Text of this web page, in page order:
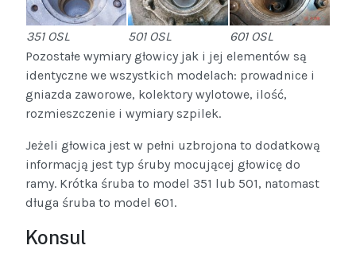
351 OSL 501 OSL
601 OSL
Pozostałe wymiary głowicy jak i jej elementów są
identyczne we wszystkich modelach: prowadnice i
gniazda zaworowe, kolektory wylotowe, ilość,
rozmieszczenie i wymiary szpilek.
Jeżeli głowica jest w pełni uzbrojona to dodatkową
informacją jest typ śruby mocującej głowicę do
ramy. Krótka śruba to model 351 lub 501, natomast
długa śruba to model 601.
Konsul